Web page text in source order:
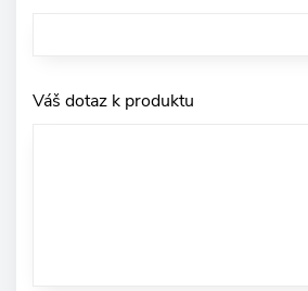
Váš dotaz k produktu